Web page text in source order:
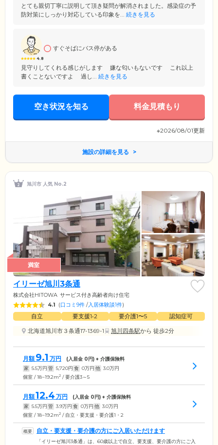
とても親切丁寧に説明して頂き疑問が解消されました。感染症の予
防対策にしっかり対応している印象を... 続きを見る
4.8
すぐそばにバス停がある
見守りしてくれる感じがします 嫌な匂いもないです これ以上
書くことないですよ 過し... 続きを見る
空き状況を知る 料金見積もり
※2026/08/01更新
施設の詳細を見る
旭川市 人気 No.2
満室
イリーゼ旭川3条通
株式会社HITOWA サービス付き高齢者向け住宅
4.1 (口コミ9件 /入居体験談1件)
自立 要支援1•2 要介護1〜5
認知症可
北海道旭川市３条通17-1369-1
旭川四条駅から 徒歩2分
月額 9.1 万円 (入居金 0円) + 介護保険料
家 5.5万円 管 5,720円 食 0万円 他 3.0万円
個室 / 18~19.2m2 / 要介護3～5
月額12.4 万円 (入居金 0円) + 介護保険料
家 5.5万円 管 3.9万円 食 0万円 他 3.0万円
個室 / 18~19.2m2 / 自立・要支援・要介護1・2
自立・要支援・要介護の方にご入居いただけます
「イリーゼ旭川3条通」は、60歳以上で自立、要支援、要介護の方にご入